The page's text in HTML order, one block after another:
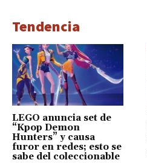
Tendencia
LEGO anuncia set de
“Kpop Demon
Hunters” y causa
furor en redes; esto se
sabe del coleccionable